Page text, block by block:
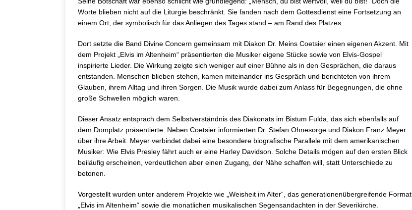
Worte blieben nicht auf die Liturgie beschränkt. Sie fanden nach dem Gottesdienst eine Fortsetzung an
einem Ort, der symbolisch für das Anliegen des Tages stand – am Rand des Platzes.
Dort setzte die Band Divine Concern gemeinsam mit Diakon Dr. Meins Coetsier einen eigenen Akzent. Mit
dem Projekt „Elvis im Altenheim“ präsentierten die Musiker eigene Stücke sowie von Elvis-Gospel
inspirierte Lieder. Die Wirkung zeigte sich weniger auf einer Bühne als in den Gesprächen, die daraus
entstanden. Menschen blieben stehen, kamen miteinander ins Gespräch und berichteten von ihrem
Glauben, ihrem Alltag und ihren Sorgen. Die Musik wurde dabei zum Anlass für Begegnungen, die ohne
große Schwellen möglich waren.
Dieser Ansatz entsprach dem Selbstverständnis des Diakonats im Bistum Fulda, das sich ebenfalls auf
dem Domplatz präsentierte. Neben Coetsier informierten Dr. Stefan Ohnesorge und Diakon Franz Meyer
über ihre Arbeit. Meyer verbindet dabei eine besondere biografische Parallele mit dem amerikanischen
Musiker: Wie Elvis Presley fährt auch er eine Harley Davidson. Solche Details mögen auf den ersten Blick
beiläufig erscheinen, verdeutlichen aber einen Zugang, der Nähe schaffen will, statt Unterschiede zu
betonen.
Vorgestellt wurden unter anderem Projekte wie „Weisheit im Alter“, das generationenübergreifende Format
„Elvis im Altenheim“ sowie die monatlichen musikalischen Segensandachten in der Severikirche.